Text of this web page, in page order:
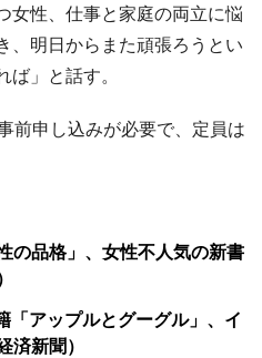
性、仕事と家庭の両立に悩
、明日からまた頑張ろうとい
」と話す。
前申し込みが必要で、定員は
の品格」、女性不人気の新書
アップルとグーグル」、イ
済新聞）